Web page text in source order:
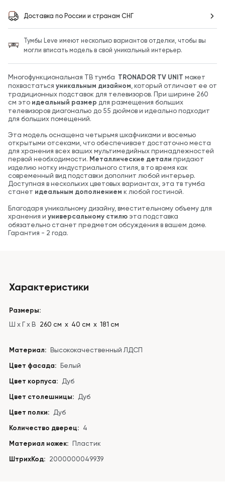
Доставка по России и странам СНГ
Тумбы Leve имеют несколько вариантов отделки, чтобы вы
могли вписать модель в свой уникальный интерьер.
Многофункциональная ТВ тумба TRONADOR TV UNIT может
похвастаться уникальным дизайном , который отличает ее от
традиционных подставок для телевизоров. При ширине 260
см это идеальный размер для размещения больших
телевизоров диагональю до 55 дюймов и идеально подходит
для больших помещений.
Эта модель оснащена четырьмя шкафчиками и восемью
открытыми отсеками, что обеспечивает достаточно места
для хранения всех ваших мультимедийных принадлежностей
первой необходимости. Металлические детали придают
изделию нотку индустриального стиля, в то время как
современный вид подставки дополнит любой интерьер.
Доступная в нескольких цветовых вариантах, эта тв тумба
станет идеальным дополнением к любой гостиной.
Благодаря уникальному дизайну, вместительному объему для
хранения и универсальному стилю эта подставка
обязательно станет предметом обсуждения в вашем доме.
Гарантия - 2 года.
Характеристики
Размеры:
Ш x Г x В 260 см х 40 см х 181 см
Материал: Высококачественный ЛДСП
Цвет фасада: Белый
Цвет корпуса: Дуб
Цвет столешницы: Дуб
Цвет полки: Дуб
Количество дверец: 4
Материал ножек: Пластик
ШтрихКод: 2000000049939